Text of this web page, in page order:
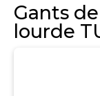
Gants
lourde